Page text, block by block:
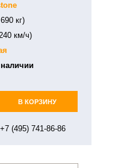
кг)
км/ч)
В КОРЗИНУ
(495) 741-86-86